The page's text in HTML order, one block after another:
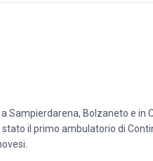
Bolzaneto e in
stato il primo ambulatorio di